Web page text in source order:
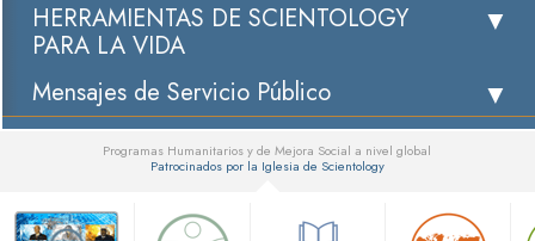
HERRAMIENTAS DE SCIENTOLOGY
PARA LA VIDA
Mensajes de Servicio Público
Programas Humanitarios y de Mejora Social a nivel global
Patrocinados por la Iglesia de Scientology